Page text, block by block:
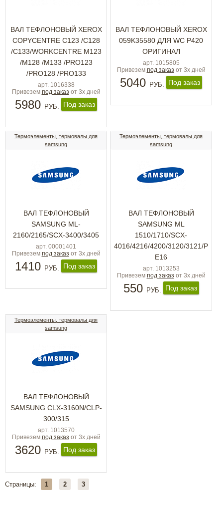
ВАЛ ТЕФЛОНОВЫЙ XEROX
COPYCENTRE C123 /C128
/C133/WORKCENTRE M123
/M128 /M133 /PRO123
/PRO128 /PRO133
арт. 1016338
Привезем под заказ от 3х дней
5980 РУБ. Под заказ
ВАЛ ТЕФЛОНОВЫЙ XEROX
059K35580 ДЛЯ WC P420
ОРИГИНАЛ
арт. 1015805
Привезем под заказ от 3х дней
5040 РУБ. Под заказ
Термоэлементы, термовалы для
samsung
ВАЛ ТЕФЛОНОВЫЙ
SAMSUNG ML-
2160/2165/SCX-3400/3405
арт. 00001401
Привезем под заказ от 3х дней
1410 РУБ. Под заказ
Термоэлементы, термовалы для
samsung
ВАЛ ТЕФЛОНОВЫЙ
SAMSUNG ML
1510/1710/SCX-
4016/4216/4200/3120/3121/P
E16
арт. 1013253
Привезем под заказ от 3х дней
550 РУБ. Под заказ
Термоэлементы, термовалы для
samsung
ВАЛ ТЕФЛОНОВЫЙ
SAMSUNG CLX-3160N/CLP-
300/315
арт. 1013570
Привезем под заказ от 3х дней
3620 РУБ. Под заказ
Страницы: 1 2 3